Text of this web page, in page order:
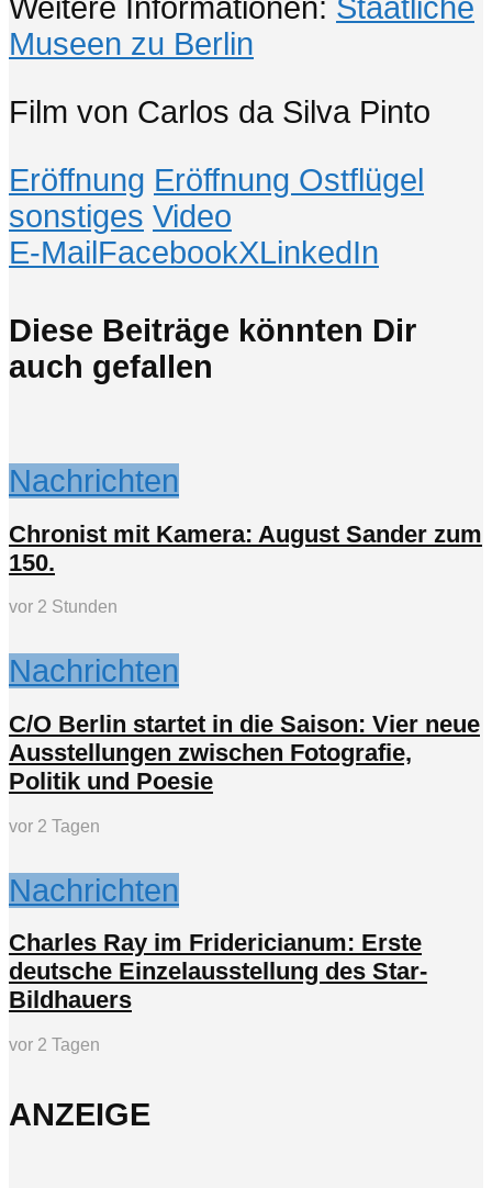
Weitere Informationen: Staatliche
Museen zu Berlin
Film von Carlos da Silva Pinto
Eröffnung Eröffnung Ostflügel
sonstiges Video
E-MailFacebookXLinkedIn
Diese Beiträge könnten Dir
auch gefallen
Nachrichten
Chronist mit Kamera: August Sander zum
150.
vor 2 Stunden
Nachrichten
C/O Berlin startet in die Saison: Vier neue
Ausstellungen zwischen Fotografie,
Politik und Poesie
vor 2 Tagen
Nachrichten
Charles Ray im Fridericianum: Erste
deutsche Einzelausstellung des Star-
Bildhauers
vor 2 Tagen
ANZEIGE